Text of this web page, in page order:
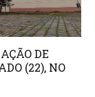
DE
(22), NO